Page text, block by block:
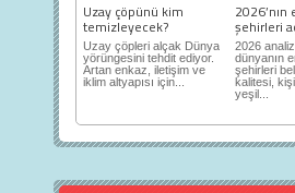
Uzay çöpünü kim
temizleyecek?
Uzay çöpleri alçak Dünya
yörüngesini tehdit ediyor.
Artan enkaz, iletişim ve
iklim altyapısı için...
2026’nın
şehirleri
2026
dünyanın
şehirleri
kalitesi,
yeşil...